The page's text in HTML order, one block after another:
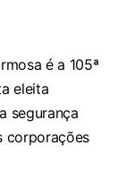
é a 105ª
eleita
segurança
corporações